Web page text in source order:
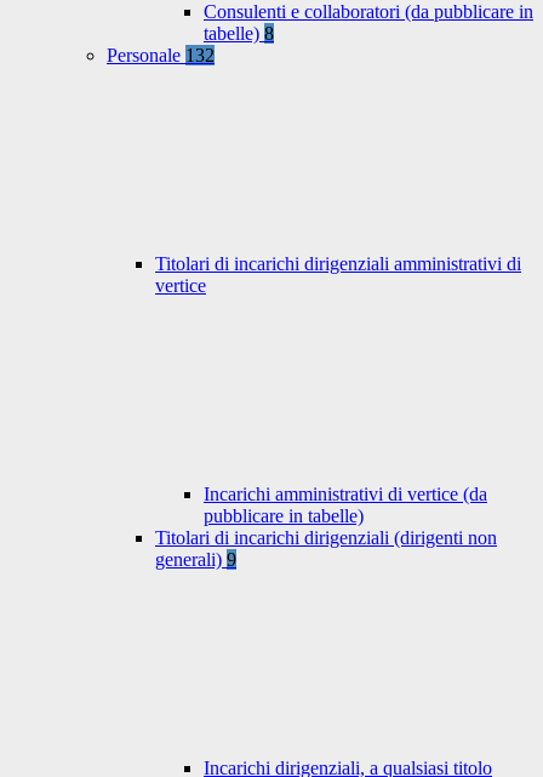
Consulenti e collaboratori (da pubblicare in
tabelle) 8
Personale 132
Titolari di incarichi dirigenziali amministrativi di
vertice
Incarichi amministrativi di vertice (da
pubblicare in tabelle)
Titolari di incarichi dirigenziali (dirigenti non
generali) 9
Incarichi dirigenziali, a qualsiasi titolo